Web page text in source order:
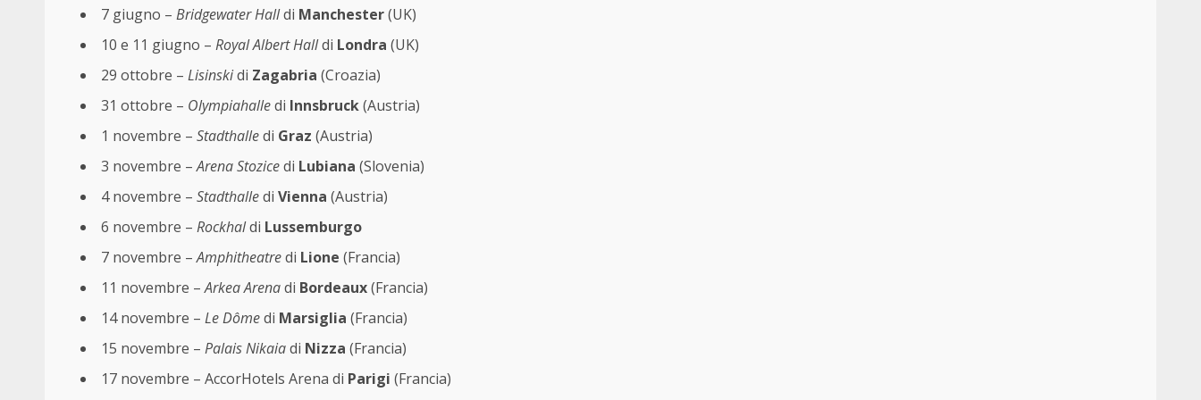
7 giugno – Bridgewater Halldi Manchester(UK)
10 e 11 giugno – Royal Albert Halldi Londra (UK)
29 ottobre – Lisinskidi Zagabria (Croazia)
31 ottobre – Olympiahalledi Innsbruck(Austria)
1 novembre – Stadthalledi Graz (Austria)
3 novembre –Arena Stozicedi Lubiana (Slovenia)
4 novembre – Stadthalledi Vienna (Austria)
6 novembre – Rockhaldi Lussemburgo
7 novembre –Amphitheatredi Lione (Francia)
11 novembre –Arkea Arenadi Bordeaux(Francia)
14 novembre – Le Dômedi Marsiglia (Francia)
15 novembre – Palais Nikaiadi Nizza (Francia)
17 novembre – AccorHotels Arena di Parigi (Francia)